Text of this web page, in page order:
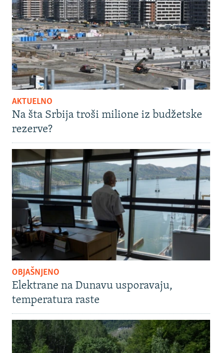
AKTUELNO
Na šta Srbija troši milione iz budžetske
rezerve?
OBJAŠNJENO
Elektrane na Dunavu usporavaju,
temperatura raste